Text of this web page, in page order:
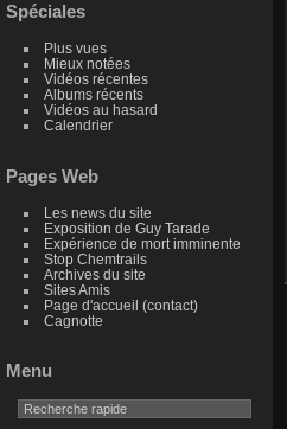
Spéciales
Plus vues
Mieux notées
Vidéos récentes
Albums récents
Vidéos au hasard
Calendrier
Pages Web
Les news du site
Exposition de Guy Tarade
Expérience de mort imminente
Stop Chemtrails
Archives du site
Sites Amis
Page d'accueil (contact)
Cagnotte
Menu